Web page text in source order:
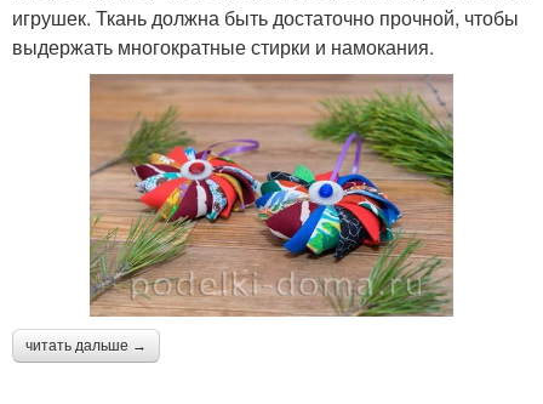
игрушек. Ткань должна быть достаточно прочной, чтобы
выдержать многократные стирки и намокания.
читать дальше →